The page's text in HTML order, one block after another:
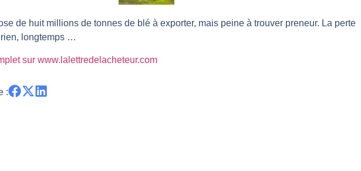
: Vers un nouveau record ? Analyse avant la décision de la Fed | Denis Desclos – Chrono CAC
Prats-Desclaux : Penser les marchés à l’ère des ruptures | Interview Littéraire
: Des records, mais toujours de la vigueur | Ludovick Bertola – Les Echos de Wall Street
: La tendance haussière reste intacte | Ludovick Bertola – Les Echos de Wall Street
de huit millions de tonnes de blé à exporter, mais peine à trouver preneur. La perte
longtemps …
sur www.lalettredelacheteur.com
: